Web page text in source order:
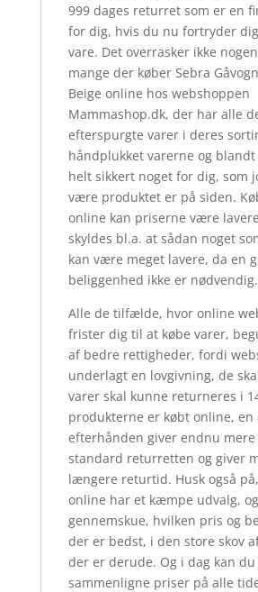
999 dages returret som er en
for dig, hvis du nu fortryder
vare. Det overrasker ikke
mange der køber Sebra
Beige online hos webshoppen
Mammashop.dk, der har alle
efterspurgte varer i deres
håndplukket varerne og
helt sikkert noget for dig, som
være produktet er på siden.
online kan priserne være
skyldes bl.a. at sådan noget
kan være meget lavere, da en
beliggenhed ikke er nødvendig.
Alle de tilfælde, hvor online
frister dig til at købe varer,
af bedre rettigheder, fordi
underlagt en lovgivning, de
varer skal kunne returneres i
produkterne er købt online, en
efterhånden giver endnu mere
standard returretten og giver
længere returtid. Husk også
online har et kæmpe udvalg,
gennemskue, hvilken pris og
der er bedst, i den store skov
der er derude. Og i dag kan
sammenligne priser på alle